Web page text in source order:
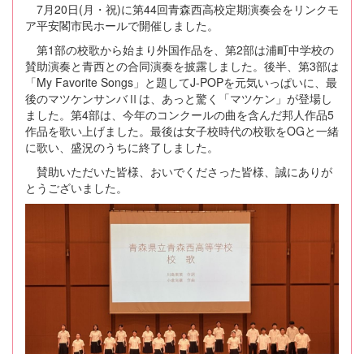
7月20日(月・祝)に第44回青森西高校定期演奏会をリンクモ
ア平安閣市民ホールで開催しました。
第1部の校歌から始まり外国作品を、第2部は浦町中学校の
賛助演奏と青西との合同演奏を披露しました。後半、第3部は
「My Favorite Songs」と題してJ-POPを元気いっぱいに、最
後のマツケンサンバⅡは、あっと驚く「マツケン」が登場し
ました。第4部は、今年のコンクールの曲を含んだ邦人作品5
作品を歌い上げました。最後は女子校時代の校歌をOGと一緒
に歌い、盛況のうちに終了しました。
賛助いただいた皆様、おいでくださった皆様、誠にありが
とうございました。